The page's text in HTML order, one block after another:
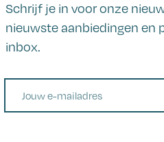
Schrijf je in voor onze
nieuwste aanbiedingen en
inbox.